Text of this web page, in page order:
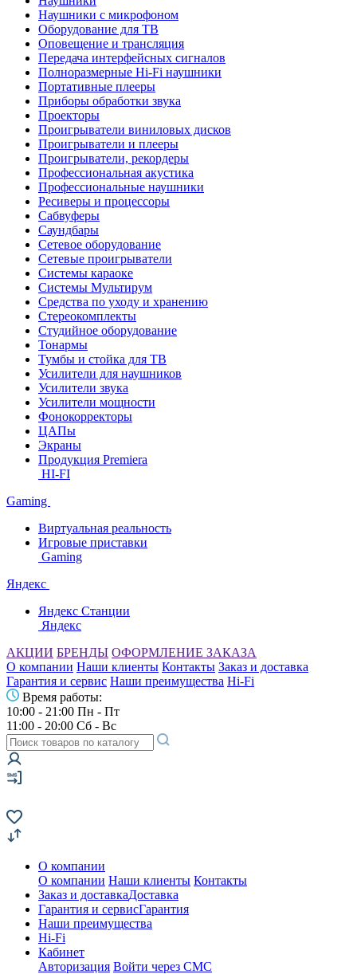
Наушники с микрофоном
Оборудование для ТВ
Оповещение и трансляция
Передача интерфейсных сигналов
Полноразмерные Hi-Fi наушники
Портативные плееры
Приборы обработки звука
Проекторы
Проигрыватели виниловых дисков
Проигрыватели и плееры
Проигрыватели, рекордеры
Профессиональная акустика
Профессиональные наушники
Ресиверы и процессоры
Сабвуферы
Саундбары
Сетевое оборудование
Сетевые проигрыватели
Системы караоке
Системы Мультирум
Средства по уходу и хранению
Стереокомплекты
Студийное оборудование
Тонармы
Тумбы и стойка для ТВ
Усилители для наушников
Усилители звука
Усилители мощности
Фонокорректоры
ЦАПы
Экраны
Продукция Premiera
HI-FI
Gaming
Виртуальная реальность
Игровые приставки
Gaming
Яндекс
Яндекс Станции
Яндекс
АКЦИИ БРЕНДЫ ОФОРМЛЕНИЕ ЗАКАЗА
О компании Наши клиенты Контакты Заказ и доставка
Гарантия и сервис Наши преимущества Hi-Fi
Время работы:
10:00 - 21:00 Пн - Пт
11:00 - 20:00 Сб - Вс
О компании
О компании Наши клиенты Контакты
Заказ и доставкаДоставка
Гарантия и сервисГарантия
Наши преимущества
Hi-Fi
Кабинет
Авторизация Войти через СМС